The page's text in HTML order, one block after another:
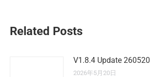
Related Posts
V1.8.4 Update 260520
2026年5月20日